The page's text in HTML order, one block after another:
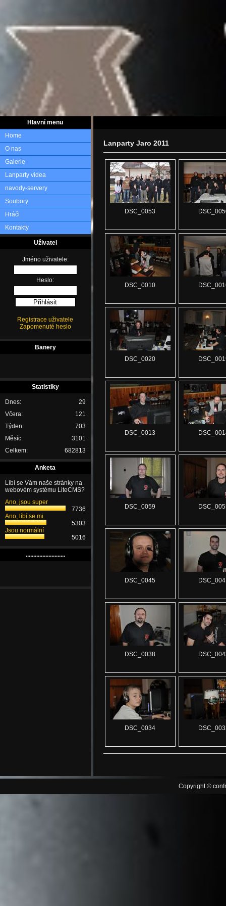
Hlavní menu
Home
O nas
Galerie
Lanparty videa
navody-servery
Soubory
Hráči
Kontakty
Uživatel
Jméno uživatele:
Heslo:
Registrace uživatele
Zapomenuté heslo
Banery
Statistiky
Dnes:
29
Včera:
121
Týden:
703
Měsíc:
3101
Celkem:
682813
Anketa
Líbí se Vám naše stránky na
webovém systému LiteCMS?
Ano, jsou super
7736
Ano, líbí se mi
5303
Jsou normální
5016
..........................
Lanparty Jaro 2011
DSC_0053
DSC_0010
DSC_0020
DSC_0013
DSC_0059
DSC_0045
DSC_0038
DSC_0034
Copyright ©